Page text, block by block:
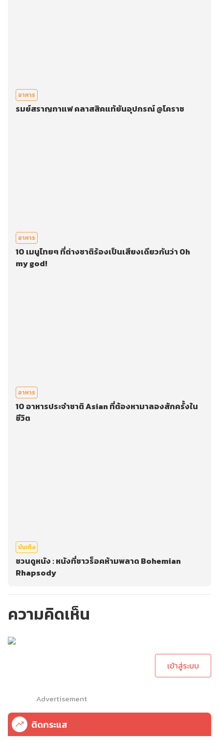
อาหาร
รมย์สราญกาแฟ คลาสสิคแท้ยันอุปกรณ์ @โคราช
อาหาร
10 เมนูไทยๆ ที่ต่างชาติร้องเป็นเสียงเดียวกันว่า Oh
my god!
อาหาร
10 อาหารประจำชาติ Asian ที่ต้องหามาลองสักครั้งใน
ชีวิต
บันเทิง
ชวนดูหนัง : หนังที่ชาวร็อคห้ามพลาด Bohemian
Rhapsody
ความคิดเห็น
เข้าสู่ระบบ
Advertisement
ติดกระแส